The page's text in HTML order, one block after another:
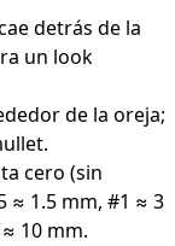
detrás de la
un look
de la oreja;
cero (sin
≈ 1.5 mm, #1 ≈ 3
10 mm.